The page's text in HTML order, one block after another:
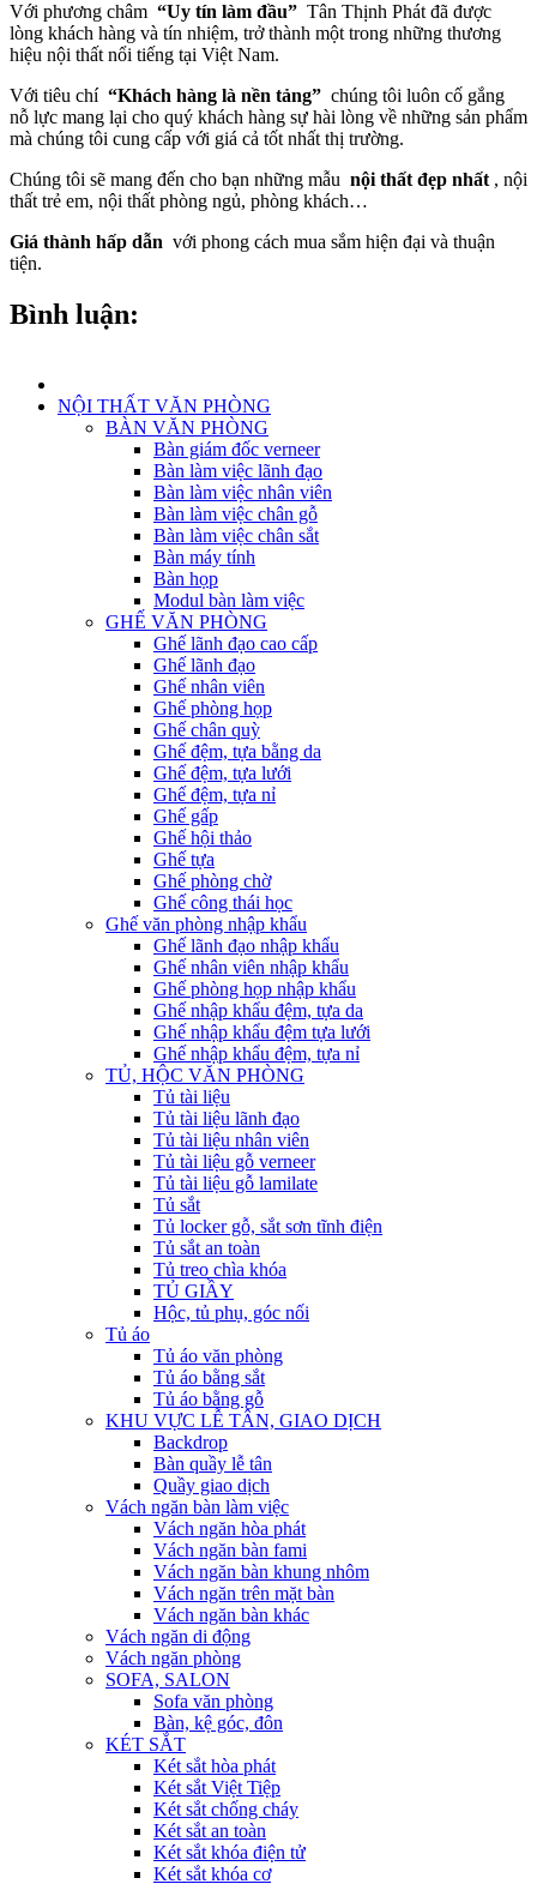
Với phương châm “Uy tín làm đầu” Tân Thịnh Phát đã được
lòng khách hàng và tín nhiệm, trở thành một trong những thương
hiệu nội thất nổi tiếng tại Việt Nam.
Với tiêu chí “Khách hàng là nền tảng” chúng tôi luôn cố gắng
nỗ lực mang lại cho quý khách hàng sự hài lòng về những sản phẩm
mà chúng tôi cung cấp với giá cả tốt nhất thị trường.
Chúng tôi sẽ mang đến cho bạn những mẫu nội thất đẹp nhất , nội
thất trẻ em, nội thất phòng ngủ, phòng khách…
Giá thành hấp dẫn với phong cách mua sắm hiện đại và thuận
tiện.
Bình luận:
NỘI THẤT VĂN PHÒNG
BÀN VĂN PHÒNG
Bàn giám đốc verneer
Bàn làm việc lãnh đạo
Bàn làm việc nhân viên
Bàn làm việc chân gỗ
Bàn làm việc chân sắt
Bàn máy tính
Bàn họp
Modul bàn làm việc
GHẾ VĂN PHÒNG
Ghế lãnh đạo cao cấp
Ghế lãnh đạo
Ghế nhân viên
Ghế phòng họp
Ghế chân quỳ
Ghế đệm, tựa bằng da
Ghế đệm, tựa lưới
Ghế đệm, tựa nỉ
Ghế gấp
Ghế hội thảo
Ghế tựa
Ghế phòng chờ
Ghế công thái học
Ghế văn phòng nhập khẩu
Ghế lãnh đạo nhập khẩu
Ghế nhân viên nhập khẩu
Ghế phòng họp nhập khẩu
Ghế nhập khẩu đệm, tựa da
Ghế nhập khẩu đệm tựa lưới
Ghế nhập khẩu đệm, tựa nỉ
TỦ, HỘC VĂN PHÒNG
Tủ tài liệu
Tủ tài liệu lãnh đạo
Tủ tài liệu nhân viên
Tủ tài liệu gỗ verneer
Tủ tài liệu gỗ lamilate
Tủ sắt
Tủ locker gỗ, sắt sơn tĩnh điện
Tủ sắt an toàn
Tủ treo chìa khóa
TỦ GIẦY
Hộc, tủ phụ, góc nối
Tủ áo
Tủ áo văn phòng
Tủ áo bằng sắt
Tủ áo bằng gỗ
KHU VỰC LỄ TÂN, GIAO DỊCH
Backdrop
Bàn quầy lễ tân
Quầy giao dịch
Vách ngăn bàn làm việc
Vách ngăn hòa phát
Vách ngăn bàn fami
Vách ngăn bàn khung nhôm
Vách ngăn trên mặt bàn
Vách ngăn bàn khác
Vách ngăn di động
Vách ngăn phòng
SOFA, SALON
Sofa văn phòng
Bàn, kệ góc, đôn
KÉT SẮT
Két sắt hòa phát
Két sắt Việt Tiệp
Két sắt chống cháy
Két sắt an toàn
Két sắt khóa điện tử
Két sắt khóa cơ